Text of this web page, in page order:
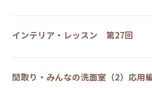
インテリア・レッスン 第27回
間取り・みんなの洗面室（2）応